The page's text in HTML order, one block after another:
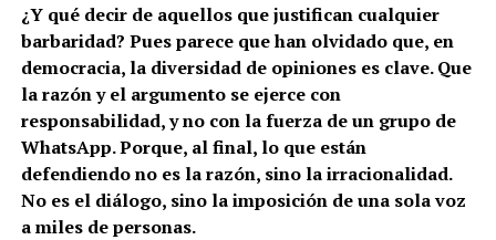
¿Y qué decir de aquellos que justifican cualquier
barbaridad? Pues parece que han olvidado que, en
democracia, la diversidad de opiniones es clave. Que
la razón y el argumento se ejerce con
responsabilidad, y no con la fuerza de un grupo de
WhatsApp. Porque, al final, lo que están
defendiendo no es la razón, sino la irracionalidad.
No es el diálogo, sino la imposición de una sola voz
a miles de personas.